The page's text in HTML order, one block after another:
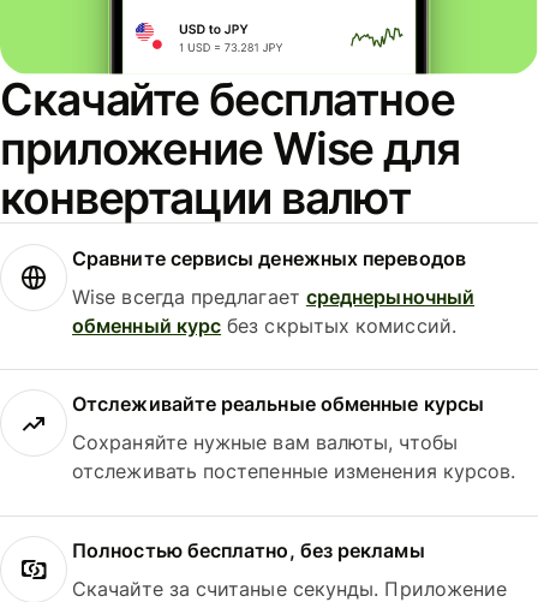
Скачайте бесплатное
приложение Wise для
конвертации валют
Сравните сервисы денежных переводов
Wise всегда предлагает среднерыночный
обменный курс без скрытых комиссий.
Отслеживайте реальные обменные курсы
Сохраняйте нужные вам валюты, чтобы
отслеживать постепенные изменения курсов.
Полностью бесплатно, без рекламы
Скачайте за считаные секунды. Приложение